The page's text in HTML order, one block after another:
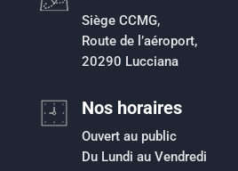
Siège CCMG,
Route de l’aéroport,
20290 Lucciana
Nos horaires
Ouvert au public
Du Lundi au Vendredi